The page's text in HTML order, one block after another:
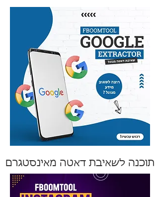
תוכנה לשאיבת דאטה מאינסטגרם